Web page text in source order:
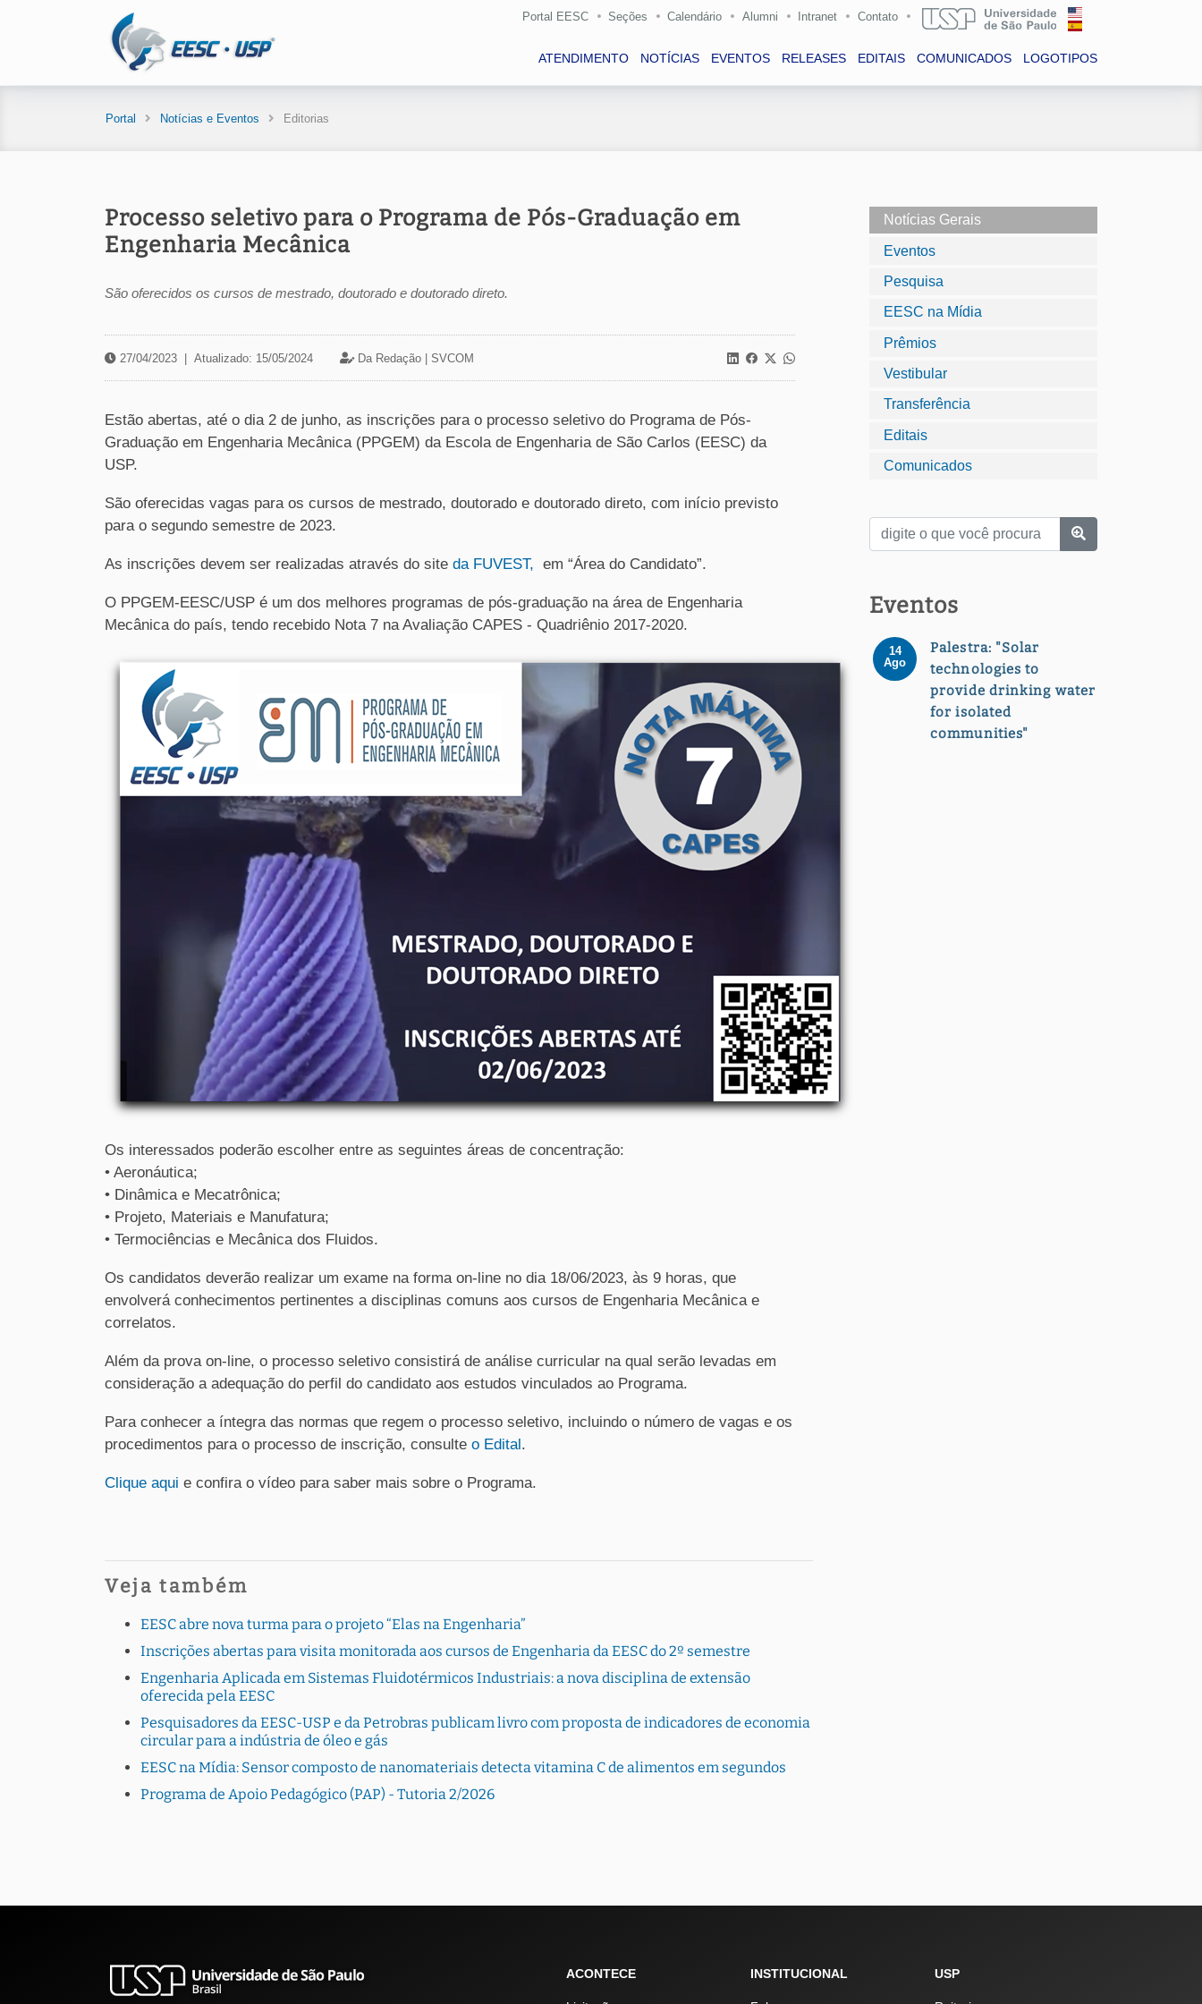
Portal EESC Seções Calendário Alumni Intranet Contato
ATENDIMENTO NOTÍCIAS EVENTOS RELEASES EDITAIS COMUNICADOS LOGOTIPOS
Portal Notícias e Eventos Editorias
Processo seletivo para o Programa de Pós-Graduação em
Engenharia Mecânica
São oferecidos os cursos de mestrado, doutorado e doutorado direto.
27/04/2023 Atualizado: 15/05/2024 Da Redação | SVCOM
Estão abertas, até o dia 2 de junho, as inscrições para o processo seletivo do Programa de Pós-
Graduação em Engenharia Mecânica (PPGEM) da Escola de Engenharia de São Carlos (EESC) da
USP.
São oferecidas vagas para os cursos de mestrado, doutorado e doutorado direto, com início previsto
para o segundo semestre de 2023.
As inscrições devem ser realizadas através do site da FUVEST, em “Área do Candidato”.
O PPGEM-EESC/USP é um dos melhores programas de pós-graduação na área de Engenharia
Mecânica do país, tendo recebido Nota 7 na Avaliação CAPES - Quadriênio 2017-2020.
Os interessados poderão escolher entre as seguintes áreas de concentração:
• Aeronáutica;
• Dinâmica e Mecatrônica;
• Projeto, Materiais e Manufatura;
• Termociências e Mecânica dos Fluidos.
Os candidatos deverão realizar um exame na forma on-line no dia 18/06/2023, às 9 horas, que
envolverá conhecimentos pertinentes a disciplinas comuns aos cursos de Engenharia Mecânica e
correlatos.
Além da prova on-line, o processo seletivo consistirá de análise curricular na qual serão levadas em
consideração a adequação do perfil do candidato aos estudos vinculados ao Programa.
Para conhecer a íntegra das normas que regem o processo seletivo, incluindo o número de vagas e os
procedimentos para o processo de inscrição, consulte o Edital.
Clique aqui e confira o vídeo para saber mais sobre o Programa.
Veja também
EESC abre nova turma para o projeto “Elas na Engenharia”
Inscrições abertas para visita monitorada aos cursos de Engenharia da EESC do 2º semestre
Engenharia Aplicada em Sistemas Fluidotérmicos Industriais: a nova disciplina de extensão
oferecida pela EESC
Pesquisadores da EESC-USP e da Petrobras publicam livro com proposta de indicadores de economia
circular para a indústria de óleo e gás
EESC na Mídia: Sensor composto de nanomateriais detecta vitamina C de alimentos em segundos
Programa de Apoio Pedagógico (PAP) - Tutoria 2/2026
Notícias Gerais
Eventos
Pesquisa
EESC na Mídia
Prêmios
Vestibular
Transferência
Editais
Comunicados
Eventos
14
Ago
Palestra: "Solar
technologies to
provide drinking water
for isolated
communities"
ACONTECE INSTITUCIONAL USP